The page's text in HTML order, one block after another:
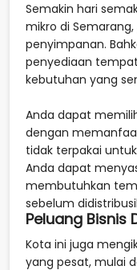
Semakin hari
mikro di
penyimpanan.
penyediaan
kebutuhan yang
Anda dapat
dengan
tidak terpakai
Anda dapat
membutuhkan
sebelum
Peluang Bisnis
Kota ini juga
yang pesat, mulai